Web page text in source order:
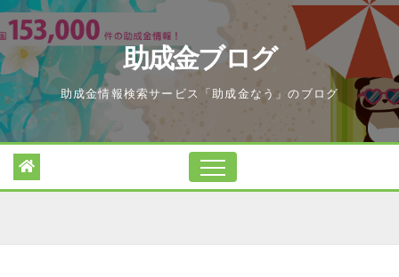
Skip
to
content
助成金ブログ
助成金情報検索サービス「助成金なう」のブログ